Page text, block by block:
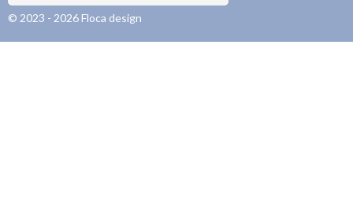
© 2023 - 2026 Floca design